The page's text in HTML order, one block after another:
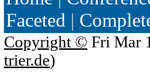
Faceted |
Copyright © Fri Mar
trier.de)